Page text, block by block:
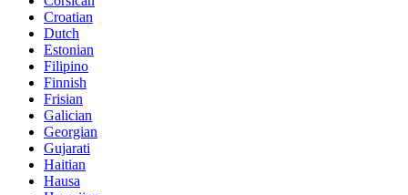
Croatian
Dutch
Estonian
Filipino
Finnish
Frisian
Galician
Georgian
Gujarati
Haitian
Hausa